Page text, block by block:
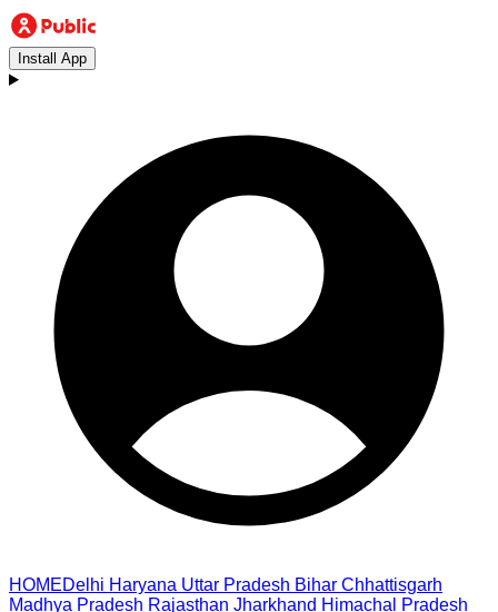
Install App
HOMEDelhi Haryana Uttar Pradesh Bihar Chhattisgarh
Madhya Pradesh Rajasthan Jharkhand Himachal Pradesh